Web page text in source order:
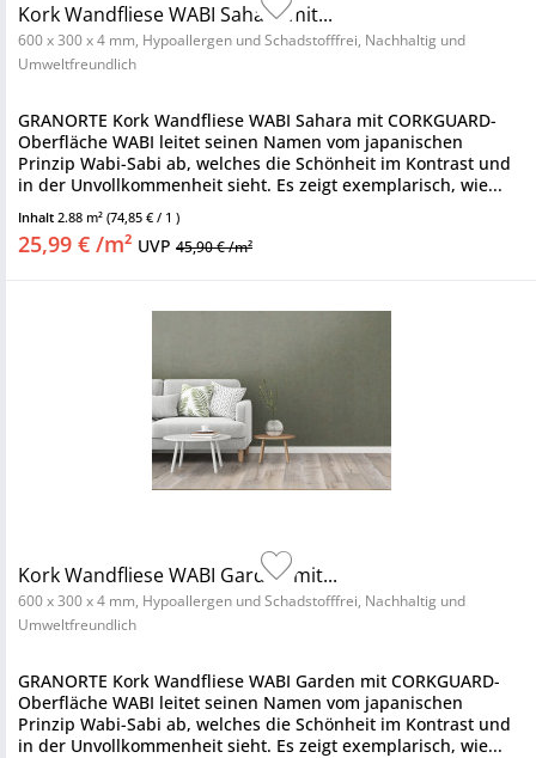
Kork Wandfliese WABI Sahara mit...
600 x 300 x 4 mm, Hypoallergen und Schadstofffrei, Nachhaltig und
Umweltfreundlich
GRANORTE Kork Wandfliese WABI Sahara mit CORKGUARD-
Oberfläche WABI leitet seinen Namen vom japanischen
Prinzip Wabi-Sabi ab, welches die Schönheit im Kontrast und
in der Unvollkommenheit sieht. Es zeigt exemplarisch, wie...
Inhalt 2.88 m² (74,85 € / 1 )
25,99 € /m² UVP 45,90 € /m²
Kork Wandfliese WABI Garden mit...
600 x 300 x 4 mm, Hypoallergen und Schadstofffrei, Nachhaltig und
Umweltfreundlich
GRANORTE Kork Wandfliese WABI Garden mit CORKGUARD-
Oberfläche WABI leitet seinen Namen vom japanischen
Prinzip Wabi-Sabi ab, welches die Schönheit im Kontrast und
in der Unvollkommenheit sieht. Es zeigt exemplarisch, wie...